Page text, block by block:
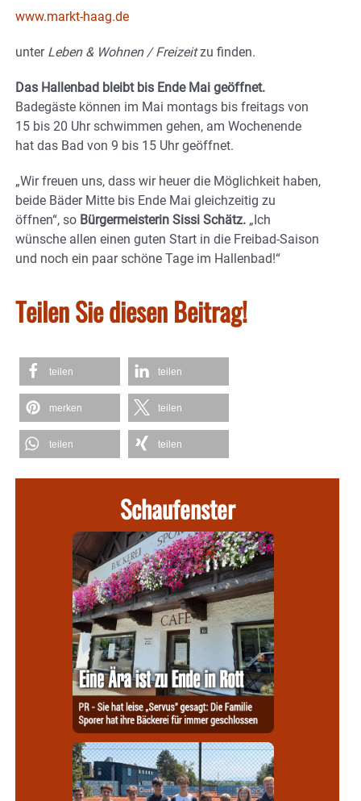
www.markt-haag.de
unterLeben & Wohnen / Freizeitzu finden.
Das Hallenbad bleibt bis Ende Mai geöffnet.
Badegäste können im Mai montags bis freitags von
15 bis 20 Uhr schwimmen gehen, am Wochenende
hat das Bad von 9 bis 15 Uhr geöffnet.
„Wir freuen uns, dass wir heuer die Möglichkeit haben,
beide Bäder Mitte bis Ende Mai gleichzeitig zu
öffnen“, so Bürgermeisterin Sissi Schätz. „Ich
wünsche allen einen guten Start in die Freibad-Saison
und noch ein paar schöne Tage im Hallenbad!“
Teilen Sie diesen Beitrag!
teilen teilen
merken teilen
teilen teilen
Schaufenster